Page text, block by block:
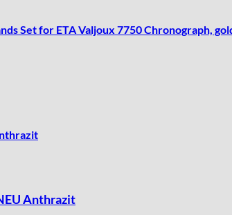
Anthrazit